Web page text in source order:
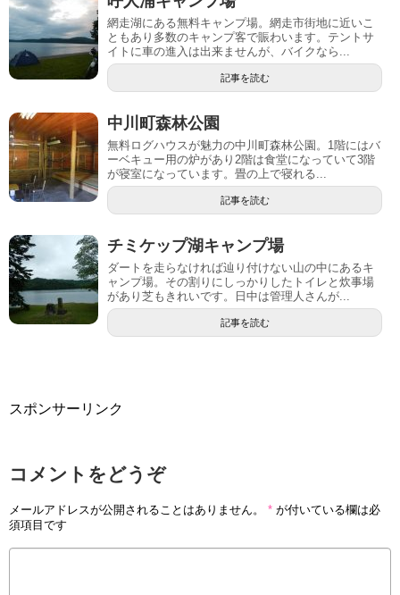
網走湖にある無料キャンプ場。網走市街地に近いこ
ともあり多数のキャンプ客で賑わいます。テントサ
イトに車の進入は出来ませんが、バイクなら...
記事を読む
中川町森林公園
無料ログハウスが魅力の中川町森林公園。1階にはバ
ーベキュー用の炉があり2階は食堂になっていて3階
が寝室になっています。畳の上で寝れる...
記事を読む
チミケップ湖キャンプ場
ダートを走らなければ辿り付けない山の中にあるキ
ャンプ場。その割りにしっかりしたトイレと炊事場
があり芝もきれいです。日中は管理人さんが...
記事を読む
スポンサーリンク
コメントをどうぞ
メールアドレスが公開されることはありません。 * が付いている欄は必
須項目です